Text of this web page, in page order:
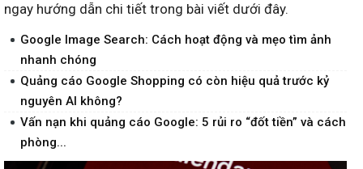
ngay hướng dẫn chi tiết trong bài viết dưới đây.
Google Image Search: Cách hoạt động và mẹo tìm ảnh
nhanh chóng
Quảng cáo Google Shopping có còn hiệu quả trước kỷ
nguyên AI không?
Vấn nạn khi quảng cáo Google: 5 rủi ro “đốt tiền” và cách
phòng...